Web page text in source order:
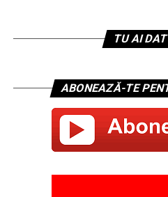
TU AI
ABONEAZĂ-TE